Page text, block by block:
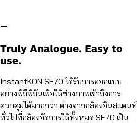
—
Truly Analogue. Easy to
use.
InstantKON SF70 ได้รับการออกแบบ
อย่างพิถีพิถันเพื่อให้ช่างภาพเข้าถึงการ
ควบคุมได้มากกว่า ต่างจากกล้องอินสแตนท์
ทั่วไปที่กล้องจัดการให้ทั้งหมด SF70 เป็น